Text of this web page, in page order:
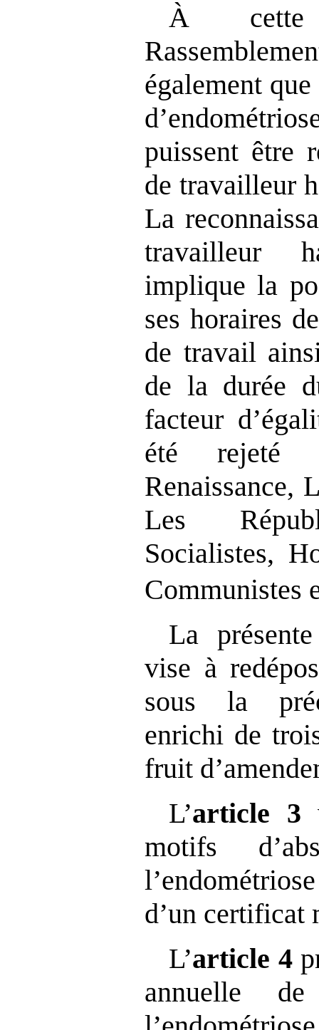
À cette
également
puissent être
de travailleur
La
travailleur
implique la
ses horaires
de travail
de la durée
facteur
été rejeté
Renaissance,
Les
Socialistes,
Communistes
La
vise à
sous la
enrichi de
fruit
L’article 3
motifs
d’un certificat
L’article 4
annuelle